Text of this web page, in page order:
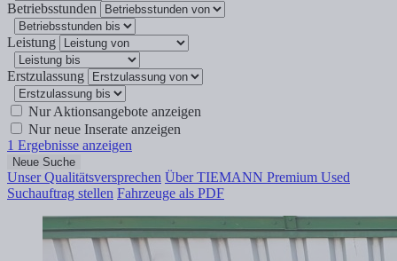
Betriebsstunden
Leistung
Erstzulassung
Nur Aktionsangebote anzeigen
Nur neue Inserate anzeigen
1 Ergebnisse anzeigen
Neue Suche
Unser Qualitätsversprechen Über TIEMANN Premium Used
Suchauftrag stellen Fahrzeuge als PDF